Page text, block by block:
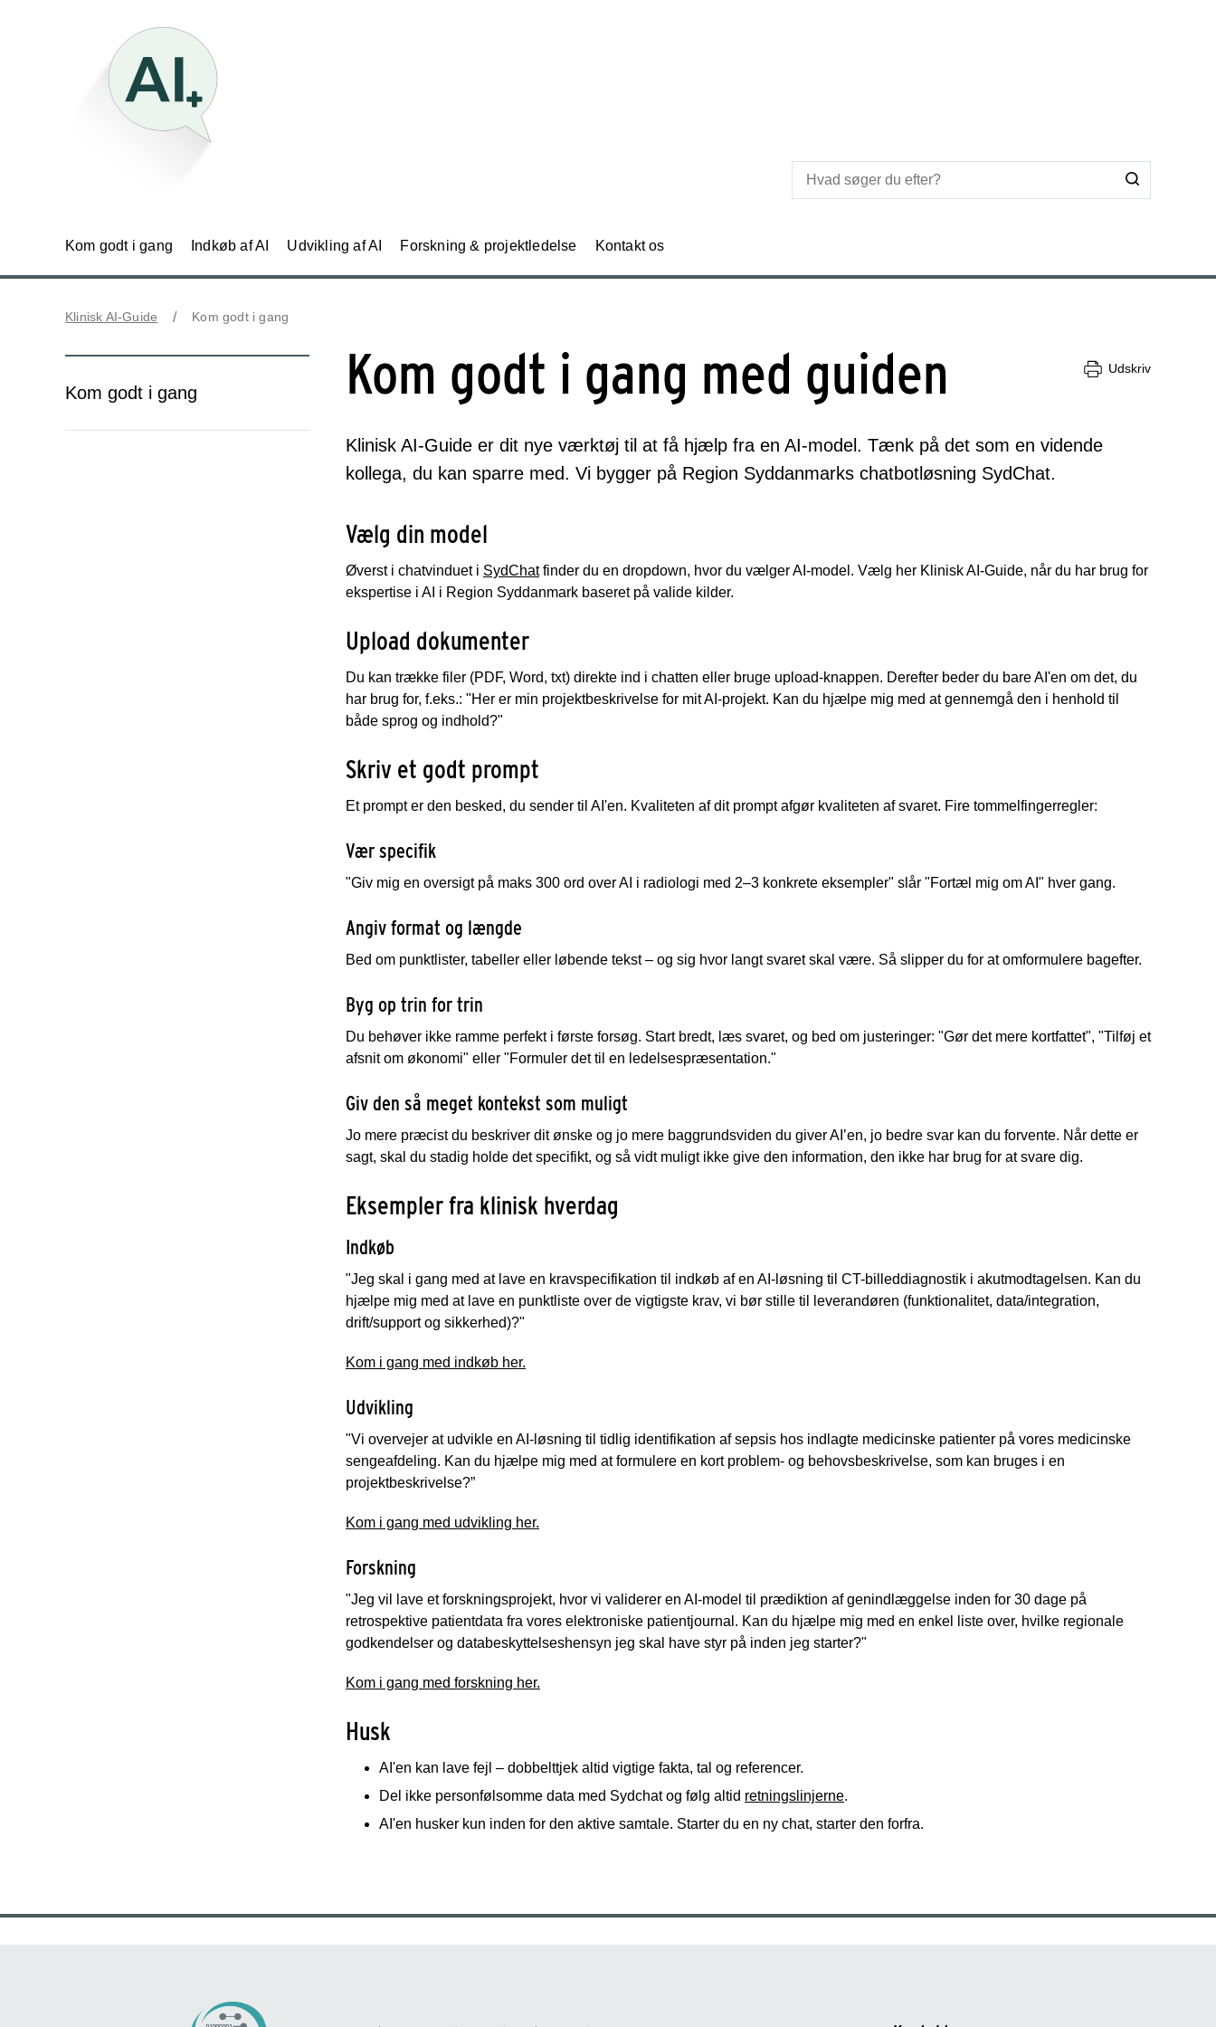
Kom godt i gang Indkøb af AI Udvikling af AI Forskning & projektledelse Kontakt os
Klinisk AI-Guide Kom godt i gang
Kom godt i gang Kom godt i gang med guiden Udskriv
Klinisk AI-Guide er dit nye værktøj til at få hjælp fra en AI-model. Tænk på det som en vidende
kollega, du kan sparre med. Vi bygger på Region Syddanmarks chatbotløsning SydChat.
Vælg din model
Øverst i chatvinduet i SydChatfinder du en dropdown, hvor du vælger AI-model. Vælg her Klinisk AI-Guide, når du har brug for
ekspertise i AI i Region Syddanmark baseret på valide kilder.
Upload dokumenter
Du kan trække filer (PDF, Word, txt) direkte ind i chatten eller bruge upload-knappen. Derefter beder du bare AI'en om det, du
har brug for, f.eks.: "Her er min projektbeskrivelse for mit AI-projekt. Kan du hjælpe mig med at gennemgå den i henhold til
både sprog og indhold?"
Skriv et godt prompt
Et prompt er den besked, du sender til AI'en. Kvaliteten af dit prompt afgør kvaliteten af svaret. Fire tommelfingerregler:
Vær specifik
"Giv mig en oversigt på maks 300 ord over AI i radiologi med 2–3 konkrete eksempler" slår "Fortæl mig om AI" hver gang.
Angiv format og længde
Bed om punktlister, tabeller eller løbende tekst – og sig hvor langt svaret skal være. Så slipper du for at omformulere bagefter.
Byg op trin for trin
Du behøver ikke ramme perfekt i første forsøg. Start bredt, læs svaret, og bed om justeringer: "Gør det mere kortfattet", "Tilføj et
afsnit om økonomi" eller "Formuler det til en ledelsespræsentation."
Giv den så meget kontekst som muligt
Jo mere præcist du beskriver dit ønske og jo mere baggrundsviden du giver AI’en, jo bedre svar kan du forvente. Når dette er
sagt, skal du stadig holde det specifikt, og så vidt muligt ikke give den information, den ikke har brug for at svare dig.
Eksempler fra klinisk hverdag
Indkøb
"Jeg skal i gang med at lave en kravspecifikation til indkøb af en AI-løsning til CT-billeddiagnostik i akutmodtagelsen. Kan du
hjælpe mig med at lave en punktliste over de vigtigste krav, vi bør stille til leverandøren (funktionalitet, data/integration,
drift/support og sikkerhed)?"
Kom i gang med indkøb her.
Udvikling
"Vi overvejer at udvikle en AI-løsning til tidlig identifikation af sepsis hos indlagte medicinske patienter på vores medicinske
sengeafdeling. Kan du hjælpe mig med at formulere en kort problem- og behovsbeskrivelse, som kan bruges i en
projektbeskrivelse?”
Kom i gang med udvikling her.
Forskning
"Jeg vil lave et forskningsprojekt, hvor vi validerer en AI-model til prædiktion af genindlæggelse inden for 30 dage på
retrospektive patientdata fra vores elektroniske patientjournal. Kan du hjælpe mig med en enkel liste over, hvilke regionale
godkendelser og databeskyttelseshensyn jeg skal have styr på inden jeg starter?"
Kom i gang med forskning her.
Husk
AI'en kan lave fejl – dobbelttjek altid vigtige fakta, tal og referencer.
Del ikke personfølsomme data med Sydchat og følg altid retningslinjerne.
AI'en husker kun inden for den aktive samtale. Starter du en ny chat, starter den forfra.